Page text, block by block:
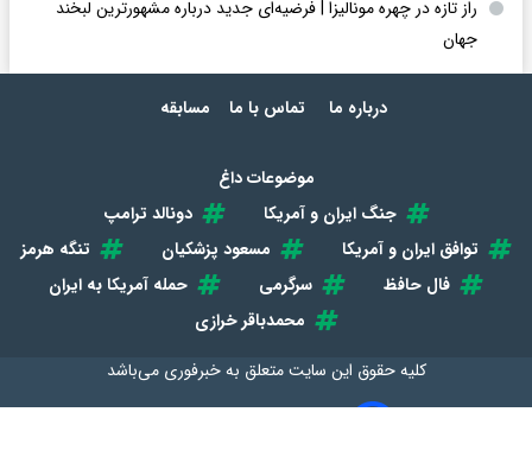
راز تازه در چهره مونالیزا | فرضیه‌ای جدید درباره مشهورترین لبخند
جهان
درباره ما تماس با ما مسابقه
موضوعات داغ
جنگ ایران و آمریکا
دونالد ترامپ
توافق ایران و آمریکا
مسعود پزشکیان
تنگه هرمز
فال حافظ
سرگرمی
حمله آمریکا به ایران
محمدباقر خرازی
کلیه حقوق این سایت متعلق بهخبرفوری می‌باشد